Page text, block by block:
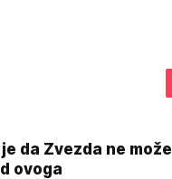
da Zvezda ne može
ovoga